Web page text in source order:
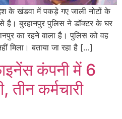
के खंडवा में पकड़े गए जाली नोटों के
है। बुरहानपुर पुलिस ने डॉक्टर के घर
का रहने वाला है। पुलिस को वह
मिला। बताया जा रहा है […]
कंपनी में 6
कर्मचारी